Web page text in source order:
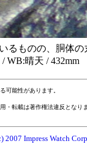
るものの、胴体
/ WB:晴天 / 432mm
可能性があります。
・転載は著作権法違反とな
2007 Impress Watch